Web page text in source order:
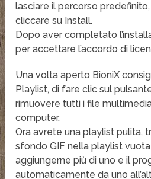
lasciare il percorso
cliccare su Install.
Dopo aver completato
per accettare l’accordo di
Una volta aperto BioniX
Playlist, di fare clic sul
rimuovere tutti i file
computer.
Ora avrete una playlist pulita,
sfondo GIF nella playlist
aggiungerne più di uno e il
automaticamente da uno